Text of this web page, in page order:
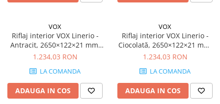
VOX
Riflaj interior VOX Linerio -
Antracit, 2650×122×21 mm,
Polistiren Extrudat XPS, 3.88
1.234,03 RON
LA COMANDA
ADAUGA IN COS
VOX
Riflaj interior VOX Linerio -
Ciocolată, 2650×122×21 mm,
Polistiren Extrudat XPS, 3.88
1.234,03 RON
LA COMANDA
ADAUGA IN COS